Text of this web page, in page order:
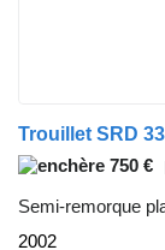
Trouillet SRD
750 €
Semi-remorque
2002